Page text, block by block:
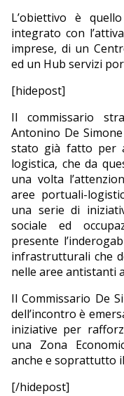
L’obiettivo è
integrato con
imprese, di un
ed un Hub servizi
[hidepost]
Il commissario
Antonino De
stato già fatto per
logistica, che da
una volta
aree portuali-
una serie di
sociale ed
presente
infrastrutturali che
nelle aree antistanti
Il Commissario De
dell’incontro è
iniziative per
una Zona
anche e soprattutto
[/hidepost]